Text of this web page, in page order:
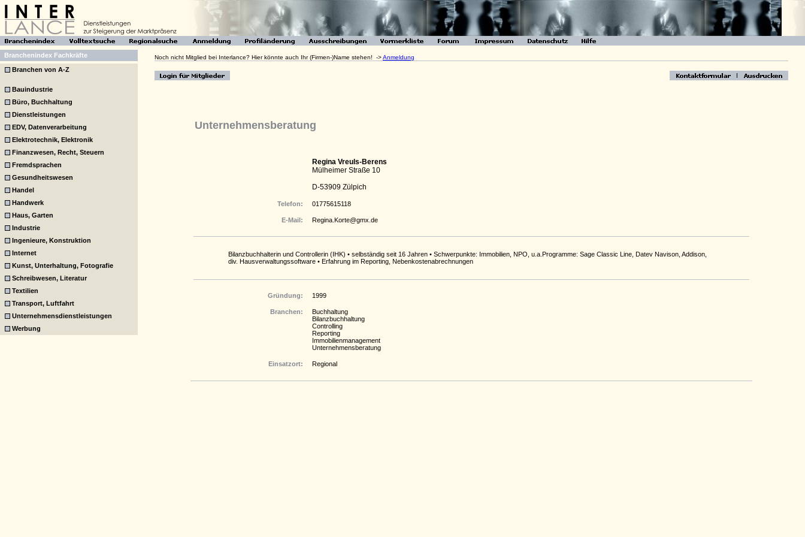
Branchenindex Fachkräfte Noch nicht Mitglied bei Interlance? Hier könnte auch Ihr (Firmen-)Name stehen! ->Anmeldung
Branchen von A-Z
Bauindustrie
Büro, Buchhaltung
Dienstleistungen
EDV, Datenverarbeitung
Elektrotechnik, Elektronik
Finanzwesen, Recht, Steuern
Fremdsprachen
Gesundheitswesen
Handel
Handwerk
Haus, Garten
Industrie
Ingenieure, Konstruktion
Internet
Kunst, Unterhaltung, Fotografie
Schreibwesen, Literatur
Textilien
Transport, Luftfahrt
Unternehmensdienstleistungen
Werbung
Unternehmensberatung
Regina Vreuls-Berens
Mülheimer Straße 10
D-53909 Zülpich
Telefon: 01775615118
E-Mail: Regina.Korte@gmx.de
Bilanzbuchhalterin und Controllerin (IHK) • selbständig seit 16 Jahren • Schwerpunkte: Immobilien, NPO, u.a.Programme: Sage Classic Line, Datev Navison, Addison,
div. Hausverwaltungssoftware • Erfahrung im Reporting, Nebenkostenabrechnungen
Gründung: 1999
Branchen:
Buchhaltung
Bilanzbuchhaltung
Controlling
Reporting
Immobilienmanagement
Unternehmensberatung
Einsatzort: Regional